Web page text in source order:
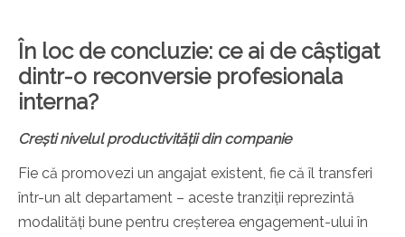
În loc de concluzie: ce ai de câștigat
dintr-o reconversie profesionala
interna?
Crești nivelul productivității din companie
Fie că promovezi un angajat existent, fie că îl transferi
într-un alt departament – aceste tranziții reprezintă
modalități bune pentru creșterea engagement-ului în